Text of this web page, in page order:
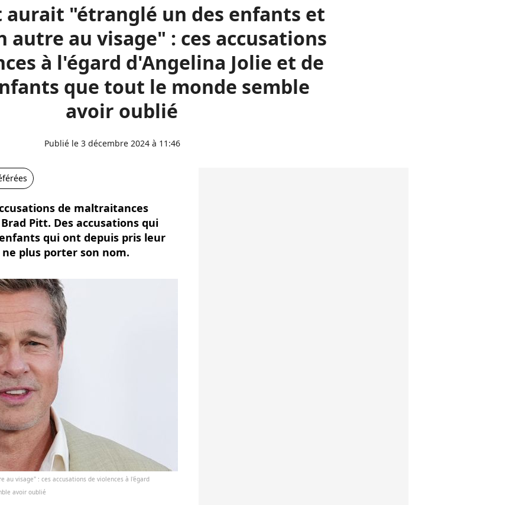
aurait "étranglé un des enfants et
autre au visage" : ces accusations
à l'égard d'Angelina Jolie et de
que tout le monde semble
avoir oublié
Publié le 3 décembre 2024 à 11:46
de maltraitances
Pitt. Des accusations qui
qui ont depuis pris leur
plus porter son nom.
visage" : ces accusations de violences à l'égard
avoir oublié